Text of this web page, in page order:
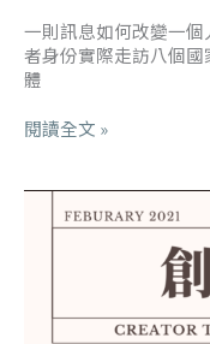
一則訊息如何改變一
者身份實際走訪八個
體
閱讀全文 »